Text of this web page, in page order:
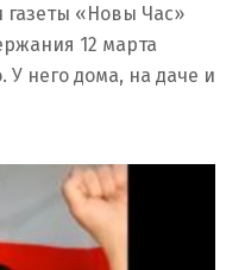
«Новы Час»
12 марта
него дома, на даче и